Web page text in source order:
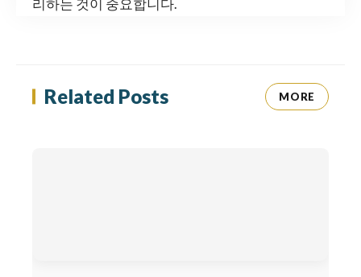
리하는 것이 중요합니다.
Related Posts MORE